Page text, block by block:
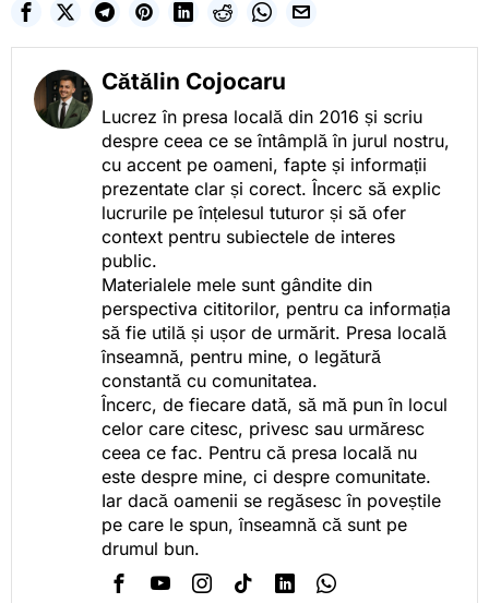
Cătălin Cojocaru
Lucrez în presa locală din 2016 și scriu
despre ceea ce se întâmplă în jurul nostru,
cu accent pe oameni, fapte și informații
prezentate clar și corect. Încerc să explic
lucrurile pe înțelesul tuturor și să ofer
context pentru subiectele de interes
public.
Materialele mele sunt gândite din
perspectiva cititorilor, pentru ca informația
să fie utilă și ușor de urmărit. Presa locală
înseamnă, pentru mine, o legătură
constantă cu comunitatea.
Încerc, de fiecare dată, să mă pun în locul
celor care citesc, privesc sau urmăresc
ceea ce fac. Pentru că presa locală nu
este despre mine, ci despre comunitate.
Iar dacă oamenii se regăsesc în poveștile
pe care le spun, înseamnă că sunt pe
drumul bun.